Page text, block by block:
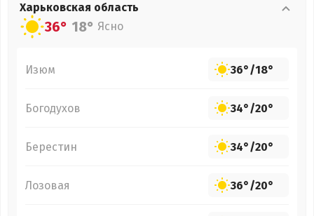
Харьковская область
36° 18° Ясно
Изюм 36°/18°
Богодухов 34°/20°
Берестин 34°/20°
Лозовая 36°/20°